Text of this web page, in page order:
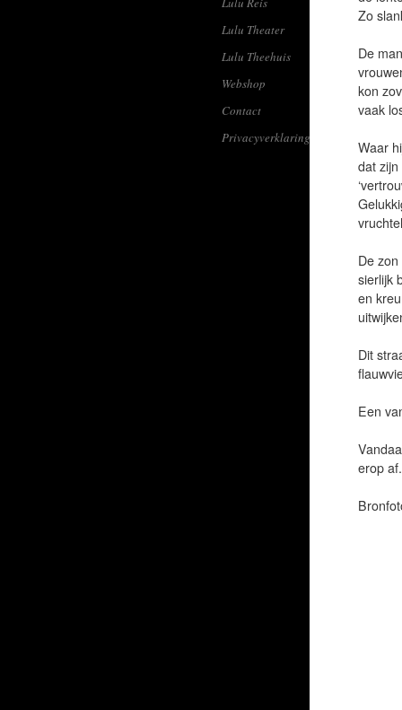
Lulu Theater
Lulu Theehuis
Webshop
Contact
Privacyverklaring
Zo
De
kon
vaak
Waar
dat
De
sierlijk
en
Dit
Een
erop